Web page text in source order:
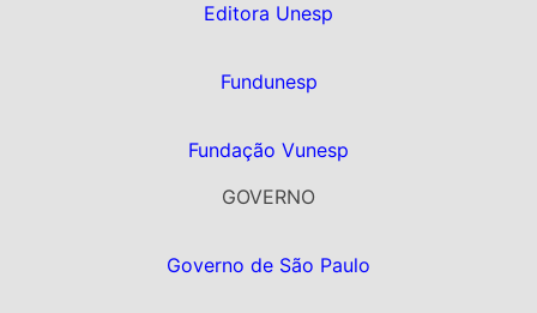
Editora Unesp
Fundunesp
Fundação Vunesp
GOVERNO
Governo de São Paulo